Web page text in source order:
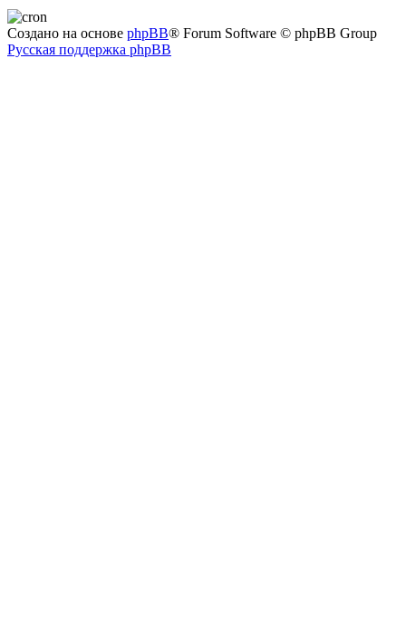
Создано на основе phpBB® Forum Software © phpBB Group
Русская поддержка phpBB